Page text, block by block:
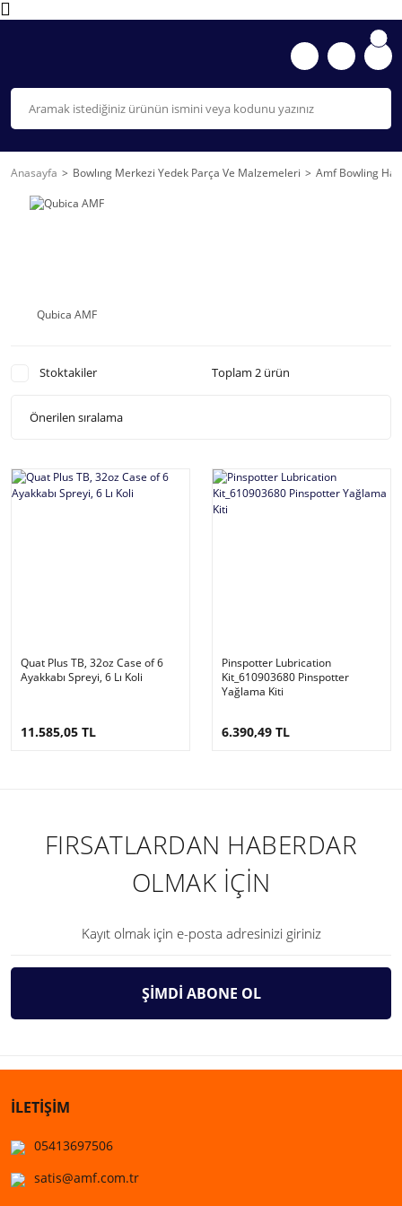
Anasayfa Bowlıng Merkezi Yedek Parça Ve Malzemeleri Amf Bowling Hat
Qubica AMF
Stoktakiler Toplam 2 ürün
Quat Plus TB, 32oz Case of 6
Ayakkabı Spreyi, 6 Lı Koli
11.585,05 TL
Pinspotter Lubrication
Kit_610903680 Pinspotter
Yağlama Kiti
6.390,49 TL
FIRSATLARDAN HABERDAR
OLMAK İÇİN
ŞİMDİ ABONE OL
İLETİŞİM
05413697506
satis@amf.com.tr